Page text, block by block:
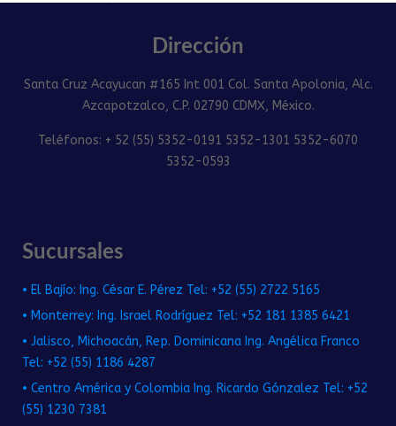
Dirección
Santa Cruz Acayucan #165 Int 001 Col. Santa Apolonia, Alc.
Azcapotzalco, C.P. 02790 CDMX, México.
Teléfonos: + 52 (55) 5352-0191 5352-1301 5352-6070
5352-0593
Sucursales
• El Bajío: Ing. César E. Pérez Tel: +52 (55) 2722 5165
• Monterrey: Ing. Israel Rodríguez Tel: +52 181 1385 6421
• Jalisco, Michoacán, Rep. Dominicana Ing. Angélica Franco
Tel: +52 (55) 1186 4287
• Centro América y Colombia Ing. Ricardo Gónzalez Tel: +52
(55) 1230 7381